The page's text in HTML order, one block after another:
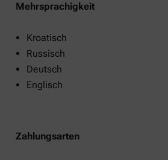
Mehrsprachigkeit
Kroatisch
Russisch
Deutsch
Englisch
Zahlungsarten